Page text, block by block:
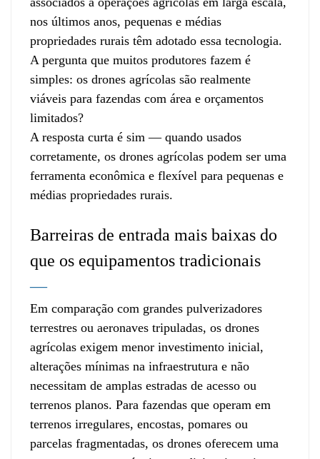
nos últimos anos, pequenas e médias
propriedades rurais têm adotado essa tecnologia.
A pergunta que muitos produtores fazem é
simples: os drones agrícolas são realmente
viáveis ​​para fazendas com área e orçamentos
limitados?
A resposta curta é sim — quando usados ​​
corretamente, os drones agrícolas podem ser uma
ferramenta econômica e flexível para pequenas e
médias propriedades rurais.
Barreiras de entrada mais baixas do
que os equipamentos tradicionais
—
Em comparação com grandes pulverizadores
terrestres ou aeronaves tripuladas, os drones
agrícolas exigem menor investimento inicial,
alterações mínimas na infraestrutura e não
necessitam de amplas estradas de acesso ou
terrenos planos. Para fazendas que operam em
terrenos irregulares, encostas, pomares ou
parcelas fragmentadas, os drones oferecem uma